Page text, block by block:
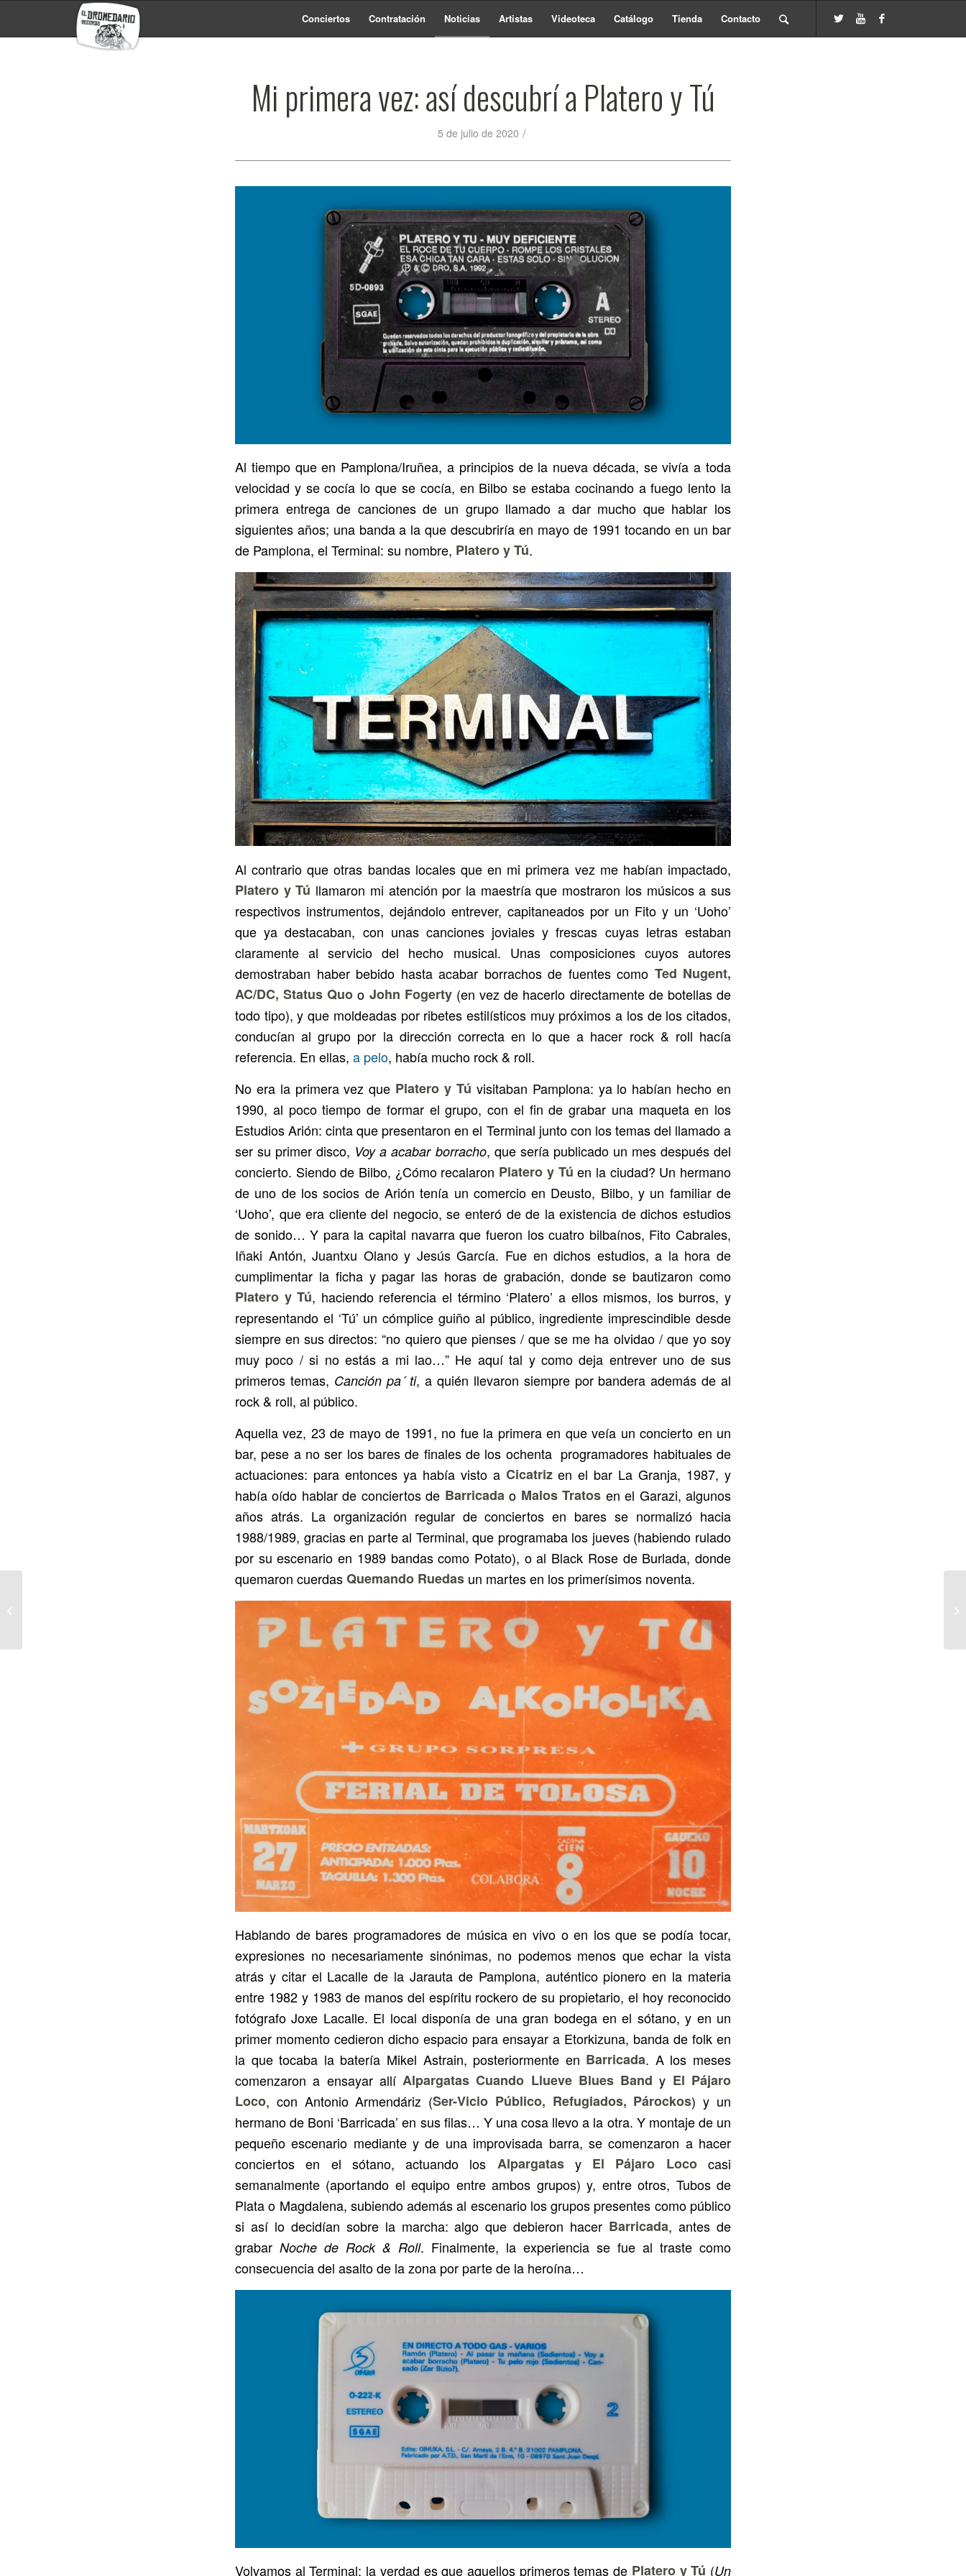
Conciertos Contratación Noticias Artistas Videoteca Catálogo Tienda Contacto
Mi primera vez: así descubrí a Platero y Tú
5 de julio de 2020 /
Al tiempo que en Pamplona/Iruñea, a principios de la nueva década, se vivía a toda
velocidad y se cocía lo que se cocía, en Bilbo se estaba cocinando a fuego lento la
primera entrega de canciones de un grupo llamado a dar mucho que hablar los
siguientes años; una banda a la que descubriría en mayo de 1991 tocando en un bar
de Pamplona, el Terminal: su nombre, Platero y Tú.
Al contrario que otras bandas locales que en mi primera vez me habían impactado,
Platero y Tú llamaron mi atención por la maestría que mostraron los músicos a sus
respectivos instrumentos, dejándolo entrever, capitaneados por un Fito y un ‘Uoho’
que ya destacaban, con unas canciones joviales y frescas cuyas letras estaban
claramente al servicio del hecho musical. Unas composiciones cuyos autores
demostraban haber bebido hasta acabar borrachos de fuentes como Ted Nugent,
AC/DC, Status Quo o John Fogerty(en vez de hacerlo directamente de botellas de
todo tipo), y que moldeadas por ribetes estilísticos muy próximos a los de los citados,
conducían al grupo por la dirección correcta en lo que a hacer rock & roll hacía
referencia. En ellas, a pelo, había mucho rock & roll.
No era la primera vez que Platero y Tú visitaban Pamplona: ya lo habían hecho en
1990, al poco tiempo de formar el grupo, con el fin de grabar una maqueta en los
Estudios Arión: cinta que presentaron en el Terminal junto con los temas del llamado a
ser su primer disco, Voy a acabar borracho, que sería publicado un mes después del
concierto. Siendo de Bilbo, ¿Cómo recalaron Platero y Tú en la ciudad? Un hermano
de uno de los socios de Arión tenía un comercio en Deusto, Bilbo, y un familiar de
‘Uoho’, que era cliente del negocio, se enteró de de la existencia de dichos estudios
de sonido… Y para la capital navarra que fueron los cuatro bilbaínos, Fito Cabrales,
Iñaki Antón, Juantxu Olano y Jesús García. Fue en dichos estudios, a la hora de
cumplimentar la ficha y pagar las horas de grabación, donde se bautizaron como
Platero y Tú, haciendo referencia el término ‘Platero’ a ellos mismos, los burros, y
representando el ‘Tú’ un cómplice guiño al público, ingrediente imprescindible desde
siempre en sus directos: “no quiero que pienses / que se me ha olvidao / que yo soy
muy poco / si no estás a mi lao…” He aquí tal y como deja entrever uno de sus
primeros temas, Canción pa´ ti, a quién llevaron siempre por bandera además de al
rock & roll, al público.
Aquella vez, 23 de mayo de 1991, no fue la primera en que veía un concierto en un
bar, pese a no ser los bares de finales de los ochenta programadores habituales de
actuaciones: para entonces ya había visto a Cicatrizen el bar La Granja, 1987, y
había oído hablar de conciertos de Barricadao Malos Tratos en el Garazi, algunos
años atrás. La organización regular de conciertos en bares se normalizó hacia
1988/1989, gracias en parte al Terminal, que programaba los jueves (habiendo rulado
por su escenario en 1989 bandas como Potato), o al Black Rose de Burlada, donde
quemaron cuerdasQuemando Ruedas un martes en los primerísimos noventa.
Hablando de bares programadores de música en vivo o en los que se podía tocar,
expresiones no necesariamente sinónimas, no podemos menos que echar la vista
atrás y citar el Lacalle de la Jarauta de Pamplona, auténtico pionero en la materia
entre 1982 y 1983 de manos del espíritu rockero de su propietario, el hoy reconocido
fotógrafo Joxe Lacalle. El local disponía de una gran bodega en el sótano, y en un
primer momento cedieron dicho espacio para ensayar a Etorkizuna, banda de folk en
la que tocaba la batería Mikel Astrain, posteriormente en Barricada. A los meses
comenzaron a ensayar allíAlpargatas Cuando Llueve Blues Band y El Pájaro
Loco, con Antonio Armendáriz (Ser-Vicio Público, Refugiados, Párockos) y un
hermano de Boni ‘Barricada’ en sus filas… Y una cosa llevo a la otra. Y montaje de un
pequeño escenario mediante y de una improvisada barra, se comenzaron a hacer
conciertos en el sótano, actuando los Alpargatasy El Pájaro Lococasi
semanalmente (aportando el equipo entre ambos grupos) y, entre otros, Tubos de
Plata o Magdalena, subiendo además al escenario los grupos presentes como público
si así lo decidían sobre la marcha: algo que debieron hacer Barricada, antes de
grabar Noche de Rock & Roll. Finalmente, la experiencia se fue al traste como
consecuencia del asalto de la zona por parte de la heroína…
Volvamos al Terminal: la verdad es que aquellos primeros temas de Platero y Tú (Un